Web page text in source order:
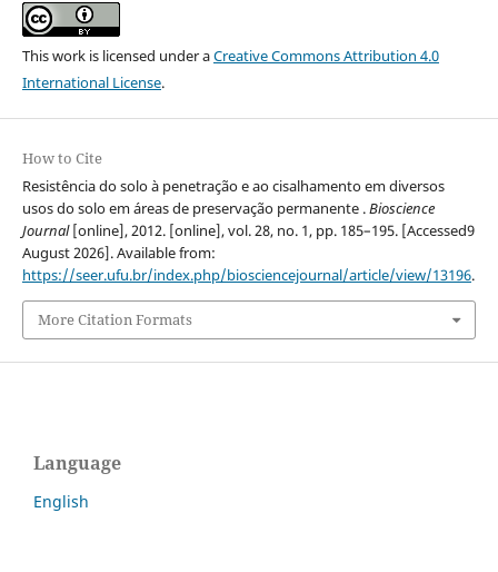
This work is licensed under aCreative Commons Attribution 4.0
International License.
How to Cite
Resistência do solo à penetração e ao cisalhamento em diversos
usos do solo em áreas de preservação permanente .Bioscience
Journal[online], 2012. [online], vol. 28, no. 1, pp. 185–195. [Accessed9
August 2026]. Available from:
https://seer.ufu.br/index.php/biosciencejournal/article/view/13196.
More Citation Formats
Language
English